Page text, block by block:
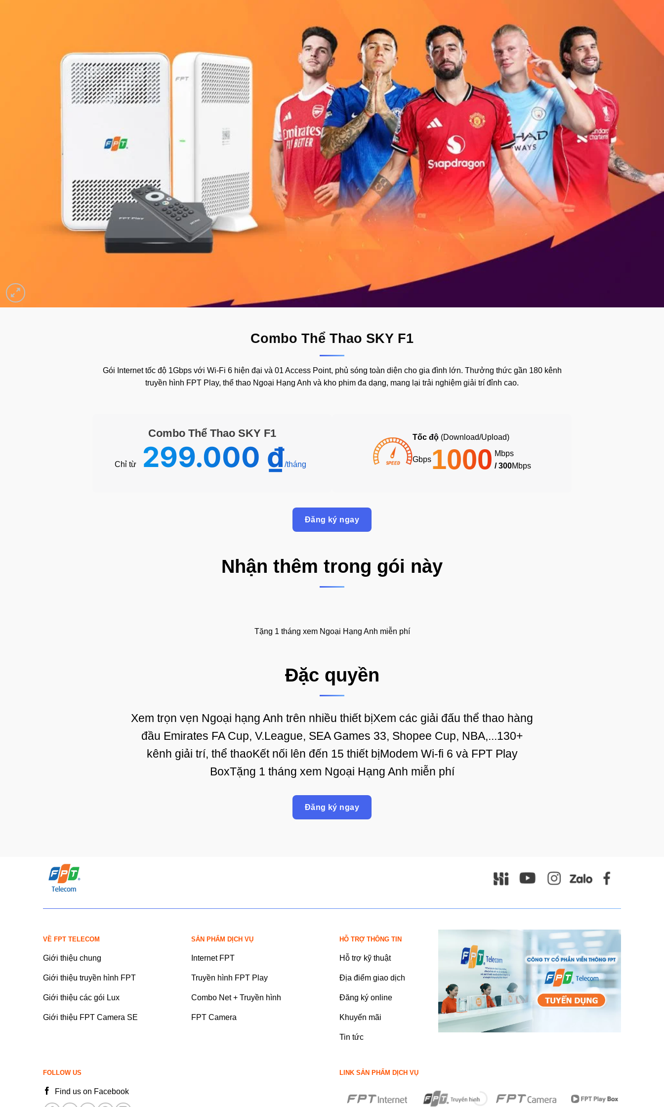
Combo Thể Thao SKY F1
Gói Internet tốc độ 1Gbps với Wi-Fi 6 hiện đại và 01 Access Point, phủ sóng toàn diện cho gia đình lớn. Thưởng thức gần 180 kênh
truyền hình FPT Play, thể thao Ngoại Hạng Anh và kho phim đa dạng, mang lại trải nghiệm giải trí đỉnh cao.
Combo Thể Thao SKY F1
Chỉ từ 299.000 ₫
Tốc độ(Download/Upload)
Gbps1000 Mbps
/ 300Mbps
Đăng ký ngay
Nhận thêm trong gói này
Tặng 1 tháng xem Ngoại Hạng Anh miễn phí
Đặc quyền
Xem trọn vẹn Ngoại hạng Anh trên nhiều thiết bịXem các giải đấu thể thao hàng
đầu Emirates FA Cup, V.League, SEA Games 33, Shopee Cup, NBA,...130+
kênh giải trí, thể thaoKết nối lên đến 15 thiết bịModem Wi-fi 6 và FPT Play
BoxTặng 1 tháng xem Ngoại Hạng Anh miễn phí
Đăng ký ngay
VỀ FPT TELECOM
Giới thiệu chung
Giới thiệu truyền hình FPT
Giới thiệu các gói Lux
Giới thiệu FPT Camera SE
SẢN PHẨM DỊCH VỤ
Internet FPT
Truyền hình FPT Play
Combo Net + Truyền hình
FPT Camera
HỖ TRỢ THÔNG TIN
Hỗ trợ kỹ thuật
Địa điểm giao dịch
Đăng ký online
Khuyến mãi
Tin tức
FOLLOW US
Find us on Facebook
LINK SẢN PHẨM DỊCH VỤ